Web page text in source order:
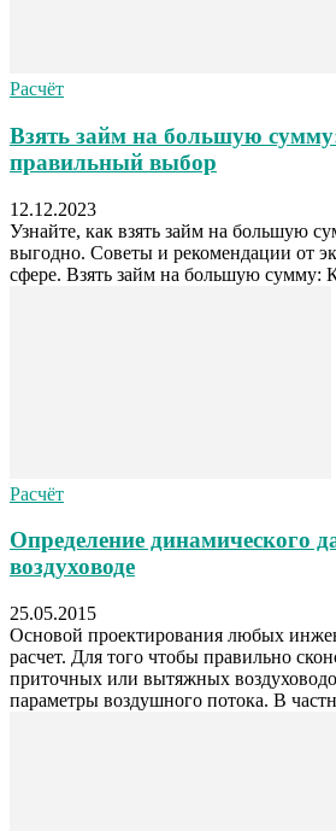
Расчёт
Взять займ на большую
правильный выбор
12.12.2023
Узнайте, как взять займ на большую
выгодно. Советы и рекомендации от
сфере. Взять займ на большую сумму:
Расчёт
Определение динамического
воздуховоде
25.05.2015
Основой проектирования любых
расчет. Для того чтобы правильно
приточных или вытяжных
параметры воздушного потока. В